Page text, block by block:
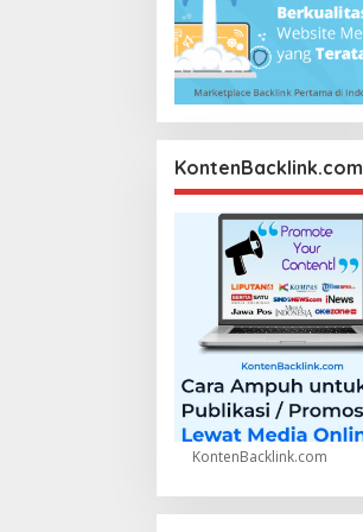
KontenBacklink.com
KontenBacklink.com